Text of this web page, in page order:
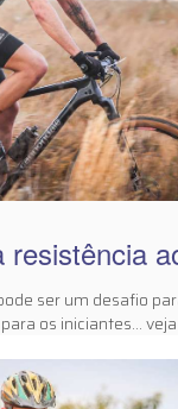
resistência
ser um desafio
os iniciantes...